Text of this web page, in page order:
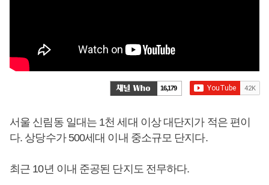
16,179
서울 신림동 일대는 1천 세대 이상 대단지가 적은 편이
다. 상당수가 500세대 이내 중소규모 단지다.
최근 10년 이내 준공된 단지도 전무하다.